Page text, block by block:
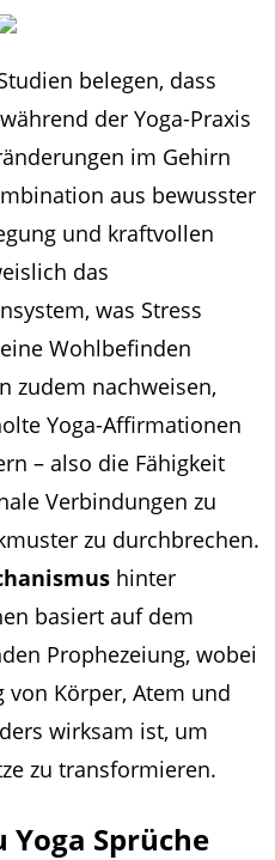
belegen, dass
während der Yoga-Praxis
im Gehirn
aus bewusster
und kraftvollen
das
was Stress
Wohlbefinden
zudem nachweisen,
Yoga-Affirmationen
– also die Fähigkeit
Verbindungen zu
zu durchbrechen.
hinter
basiert auf dem
Prophezeiung, wobei
Körper, Atem und
wirksam ist, um
zu transformieren.
Yoga Sprüche